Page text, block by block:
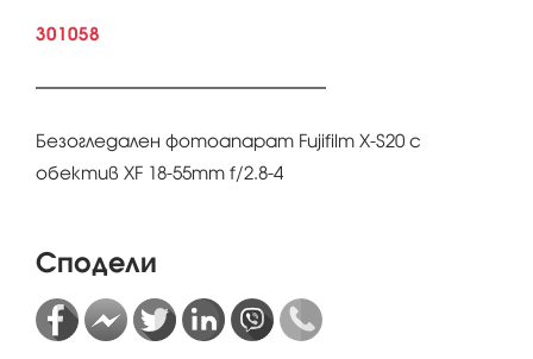
301058
Безогледален фотоапарат Fujifilm X-S20 с
обектив XF 18-55mm f/2.8-4
Сподели